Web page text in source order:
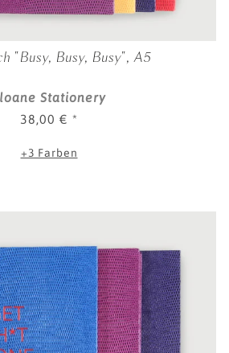
"Busy, Busy, Busy", A5
Stationery
38,00 € *
+3 Farben